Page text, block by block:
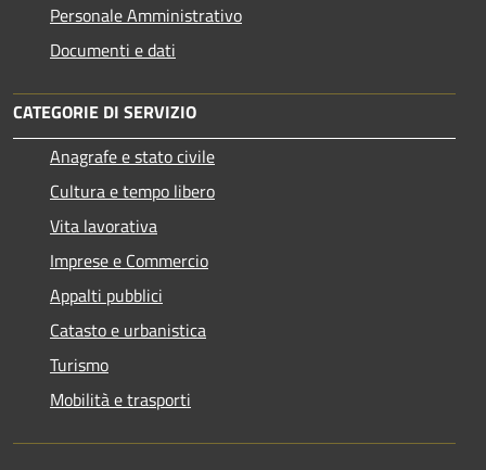
Personale Amministrativo
Documenti e dati
CATEGORIE DI SERVIZIO
Anagrafe e stato civile
Cultura e tempo libero
Vita lavorativa
Imprese e Commercio
Appalti pubblici
Catasto e urbanistica
Turismo
Mobilità e trasporti